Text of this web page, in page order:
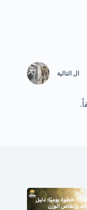
ال التالية